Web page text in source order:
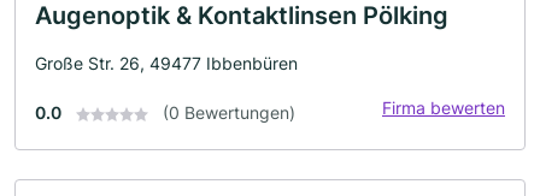
Augenoptik & Kontaktlinsen Pölking
Große Str. 26, 49477 Ibbenbüren
0.0 (0 Bewertungen) Firma bewerten